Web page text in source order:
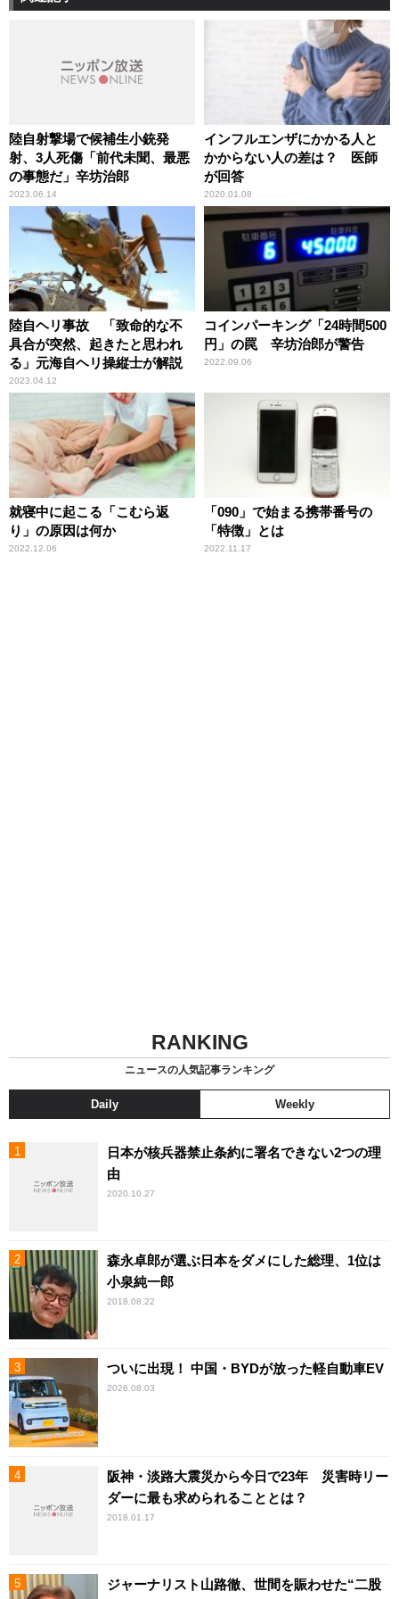
陸自射撃場で候補生小銃発
射、3人死傷「前代未聞、最悪
の事態だ」辛坊治郎
2023.06.14
インフルエンザにかかる人と
かからない人の差は？ 医師
が回答
2020.01.08
陸自ヘリ事故 「致命的な不
具合が突然、起きたと思われ
る」元海自ヘリ操縦士が解説
2023.04.12
コインパーキング「24時間500
円」の罠 辛坊治郎が警告
2022.09.06
就寝中に起こる「こむら返
り」の原因は何か
2022.12.06
「090」で始まる携帯番号の
「特徴」とは
2022.11.17
RANKING
ニュースの人気記事ランキング
Daily Weekly
日本が核兵器禁止条約に署名できない2つの理
由
2020.10.27
森永卓郎が選ぶ日本をダメにした総理、1位は
小泉純一郎
2018.08.22
ついに出現！ 中国・BYDが放った軽自動車EV
2026.08.03
阪神・淡路大震災から今日で23年 災害時リー
ダーに最も求められることとは？
2018.01.17
ジャーナリスト山路徹、世間を賑わせた“二股